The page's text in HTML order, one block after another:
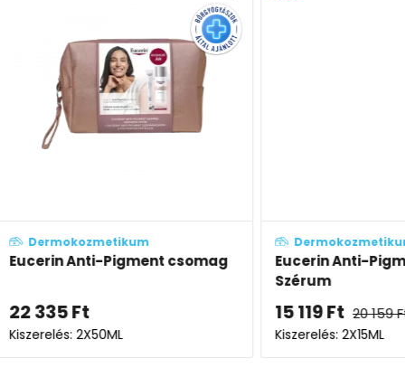
Dermokozmetikum
Eucerin Anti-Pigment Dual
15 119
Kiszerelés: 2X15ML
4 679